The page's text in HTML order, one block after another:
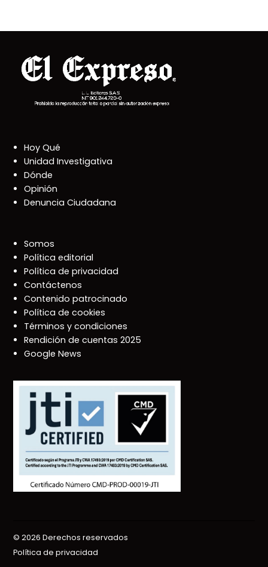
Hoy Qué
Unidad Investigativa
Dónde
Opinión
Denuncia Ciudadana
Somos
Política editorial
Política de privacidad
Contáctenos
Contenido patrocinado
Política de cookies
Términos y condiciones
Rendición de cuentas 2025
Google News
© 2026 Derechos reservados
Política de privacidad